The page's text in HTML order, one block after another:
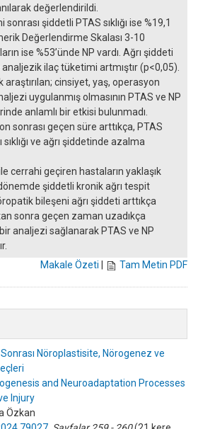
değerlendirildi.
şiddetli PTAS sıklığı ise %19,1
Değerlendirme Skalası 3-10
ise %53’ünde NP vardı. Ağrı şiddeti
analjezik ilaç tüketimi artmıştır (p<0,05).
cinsiyet, yaş, operasyon
uygulanmış olmasının PTAS ve NP
anlamlı bir etkisi bulunmadı.
sonrası geçen süre arttıkça, PTAS
sıklığı ve ağrı şiddetinde azalma
cerrahi geçiren hastaların yaklaşık
şiddetli kronik ağrı tespit
bileşeni ağrı şiddeti arttıkça
sonra geçen zaman uzadıkça
analjezi sağlanarak PTAS ve NP
Makale Özeti
Tam Metin PDF
Nöroplastisite, Nörogenez ve
and Neuroadaptation Processes
Injury
Özkan